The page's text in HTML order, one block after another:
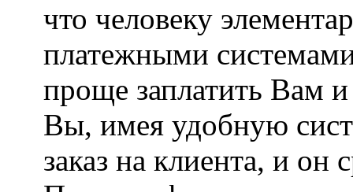
что человеку
платежными
проще заплатить Вам
Вы, имея удобную
заказ на клиента, и он